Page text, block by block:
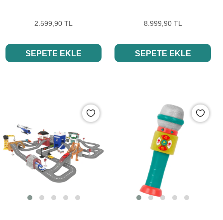
2.599,90 TL
SEPETE EKLE
8.999,90 TL
SEPETE EKLE